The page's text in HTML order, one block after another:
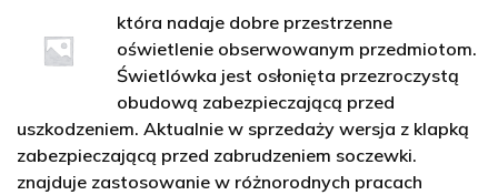
która nadaje dobre przestrzenne
oświetlenie obserwowanym przedmiotom.
Świetlówka jest osłonięta przezroczystą
obudową zabezpieczającą przed
uszkodzeniem. Aktualnie w sprzedaży wersja z klapką
zabezpieczającą przed zabrudzeniem soczewki.
znajduje zastosowanie w różnorodnych pracach